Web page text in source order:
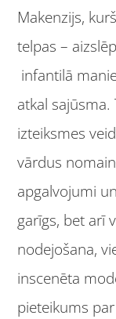
Makenzijs,
telpas –
infantilā
atkal
izteiksmes
vārdus
apgalvojumi
garīgs, bet arī
nodejošana,
inscenēta
pieteikums